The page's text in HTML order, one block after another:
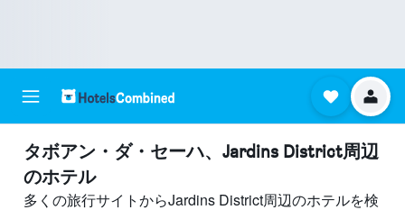
タボアン・ダ・セーハ​、Jardins District周辺
のホテル
多くの旅行サイトからJardins District周辺のホテルを検